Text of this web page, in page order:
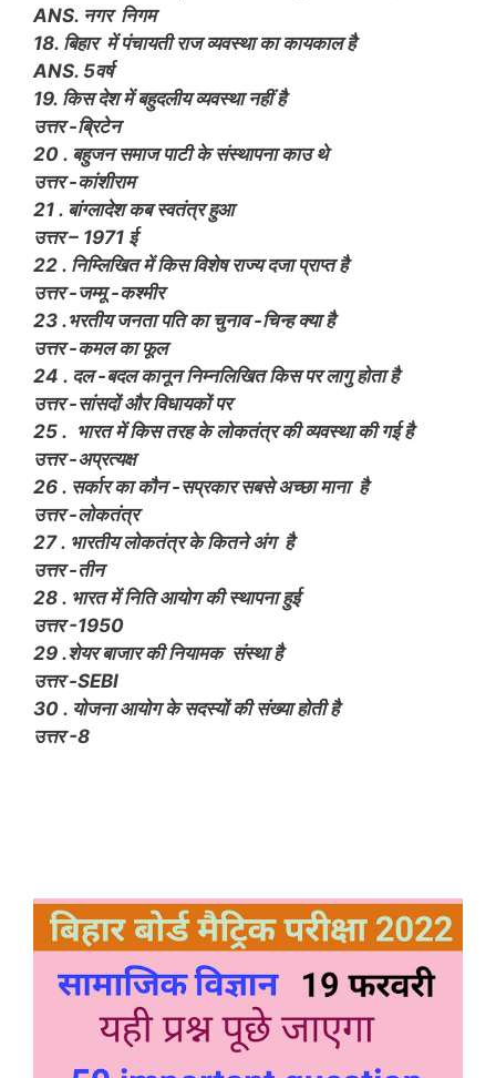
ANS. नगर निगम
18. बिहार में पंचायती राज व्यवस्था का कायकाल है
ANS. 5वर्ष
19. किस देश में बहुदलीय व्यवस्था नहीं है
उत्तर -ब्रिटेन
20 . बहुजन समाज पाटी के संस्थापना काउ थे
उत्तर -कांशीराम
21 . बांग्लादेश कब स्वतंत्र हुआ
उत्तर – 1971 ई
22 . निम्लिखित में किस विशेष राज्य दजा प्राप्त है
उत्तर -जम्मू -कश्मीर
23 .भरतीय जनता पति का चुनाव -चिन्ह क्या है
उत्तर -कमल का फूल
24 . दल -बदल कानून निम्नलिखित किस पर लागु होता है
उत्तर -सांसदों और विधायकों पर
25 . भारत में किस तरह के लोकतंत्र की व्यवस्था की गई है
उत्तर -अप्रत्यक्ष
26 . सर्कार का कौन -सप्रकार सबसे अच्छा माना है
उत्तर -लोकतंत्र
27 . भारतीय लोकतंत्र के कितने अंग है
उत्तर -तीन
28 . भारत में निति आयोग की स्थापना हुई
उत्तर -1950
29 .शेयर बाजार की नियामक संस्था है
उत्तर -SEBI
30 . योजना आयोग के सदस्यों की संख्या होती है
उत्तर -8